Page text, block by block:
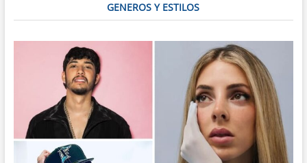
GENEROS Y ESTILOS